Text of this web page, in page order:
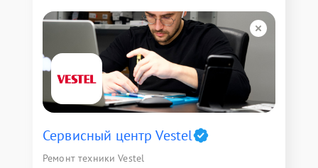
Сервисный центр Vestel
Ремонт техники Vestel